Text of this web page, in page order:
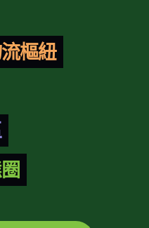
樞紐